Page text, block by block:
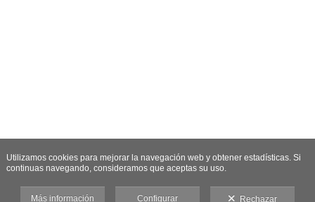
Utilizamos cookies para mejorar la navegación web y obtener estadísticas. Si
continuas navegando, consideramos que aceptas su uso.
Más información Configurar Rechazar